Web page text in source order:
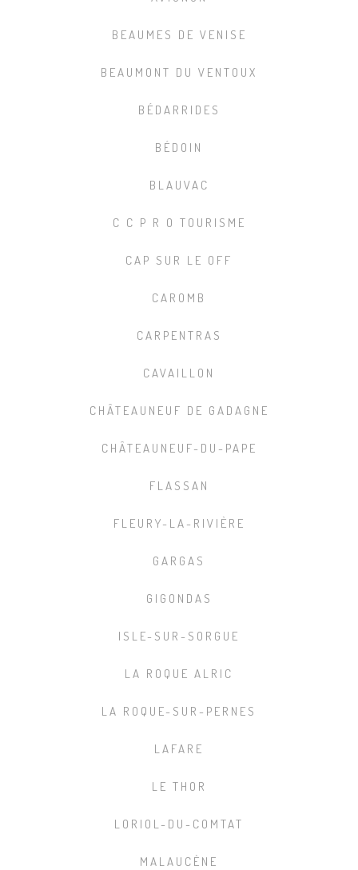
BEAUMES DE VENISE
BEAUMONT DU VENTOUX
BÉDARRIDES
BÉDOIN
BLAUVAC
C C P R O TOURISME
CAP SUR LE OFF
CAROMB
CARPENTRAS
CAVAILLON
CHÂTEAUNEUF DE GADAGNE
CHÂTEAUNEUF-DU-PAPE
FLASSAN
FLEURY-LA-RIVIÈRE
GARGAS
GIGONDAS
ISLE-SUR-SORGUE
LA ROQUE ALRIC
LA ROQUE-SUR-PERNES
LAFARE
LE THOR
LORIOL-DU-COMTAT
MALAUCÈNE